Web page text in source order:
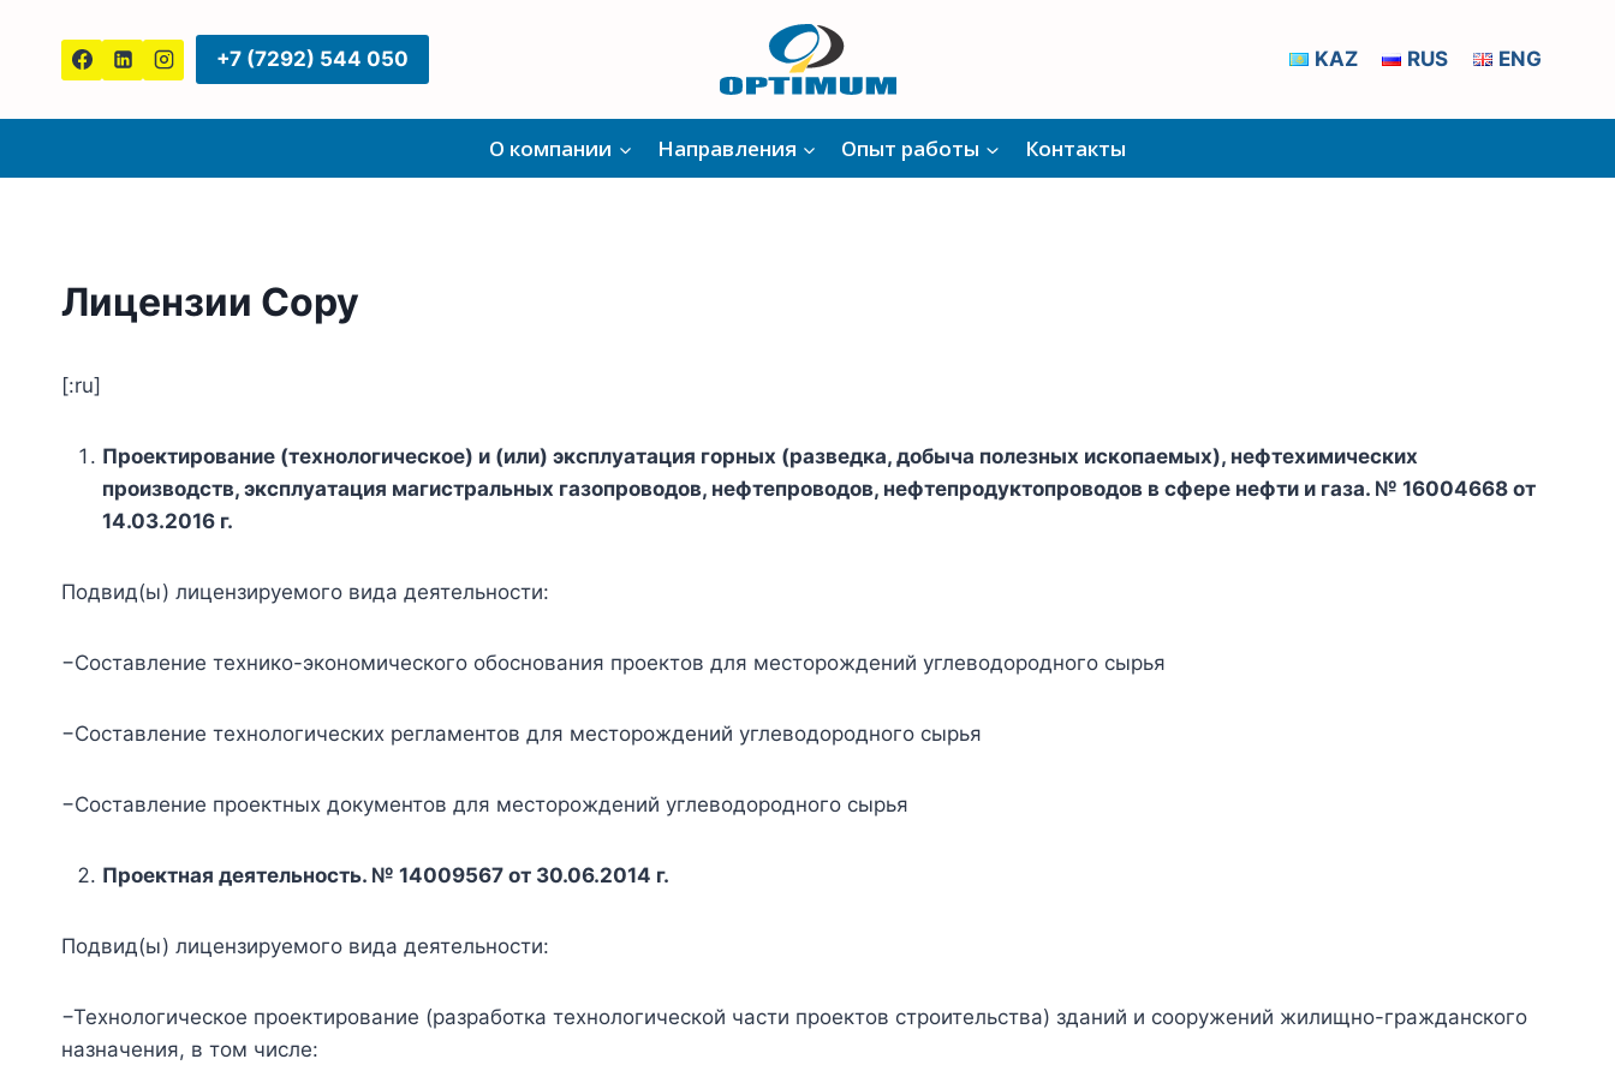
содержанию
+7 (7292) 544 050 KAZ RUS ENG
О компании Направления Опыт работы Контакты
Лицензии Copy
[:ru]
Проектирование (технологическое) и (или) эксплуатация горных (разведка, добыча полезных ископаемых), нефтехимических
производств, эксплуатация магистральных газопроводов, нефтепроводов, нефтепродуктопроводов в сфере нефти и газа. № 16004668 от
14.03.2016 г.
Подвид(ы) лицензируемого вида деятельности:
−Составление технико-экономического обоснования проектов для месторождений углеводородного сырья
−Составление технологических регламентов для месторождений углеводородного сырья
−Составление проектных документов для месторождений углеводородного сырья
Проектная деятельность. № 14009567 от 30.06.2014 г.
Подвид(ы) лицензируемого вида деятельности:
−Технологическое проектирование (разработка технологической части проектов строительства) зданий и сооружений жилищно-гражданского
назначения, в том числе: